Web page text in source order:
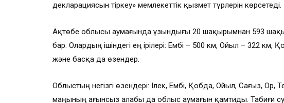
декларациясын тіркеу» мемлекеттік қызмет түрлерін көрсетеді.
Ақтөбе облысы аумағында ұзындығы 20 шақырымнан 593
бар. Олардың ішіндегі ең ірілері: Ембі – 500 км, Ойыл – 322
және басқа да өзендер.
Облыстың негізгі өзендері: Ілек, Ембі, Қобда, Ойыл, Сағыз,
маңының ағынсыз алабы да облыс аумағын қамтиды. Табиғи су